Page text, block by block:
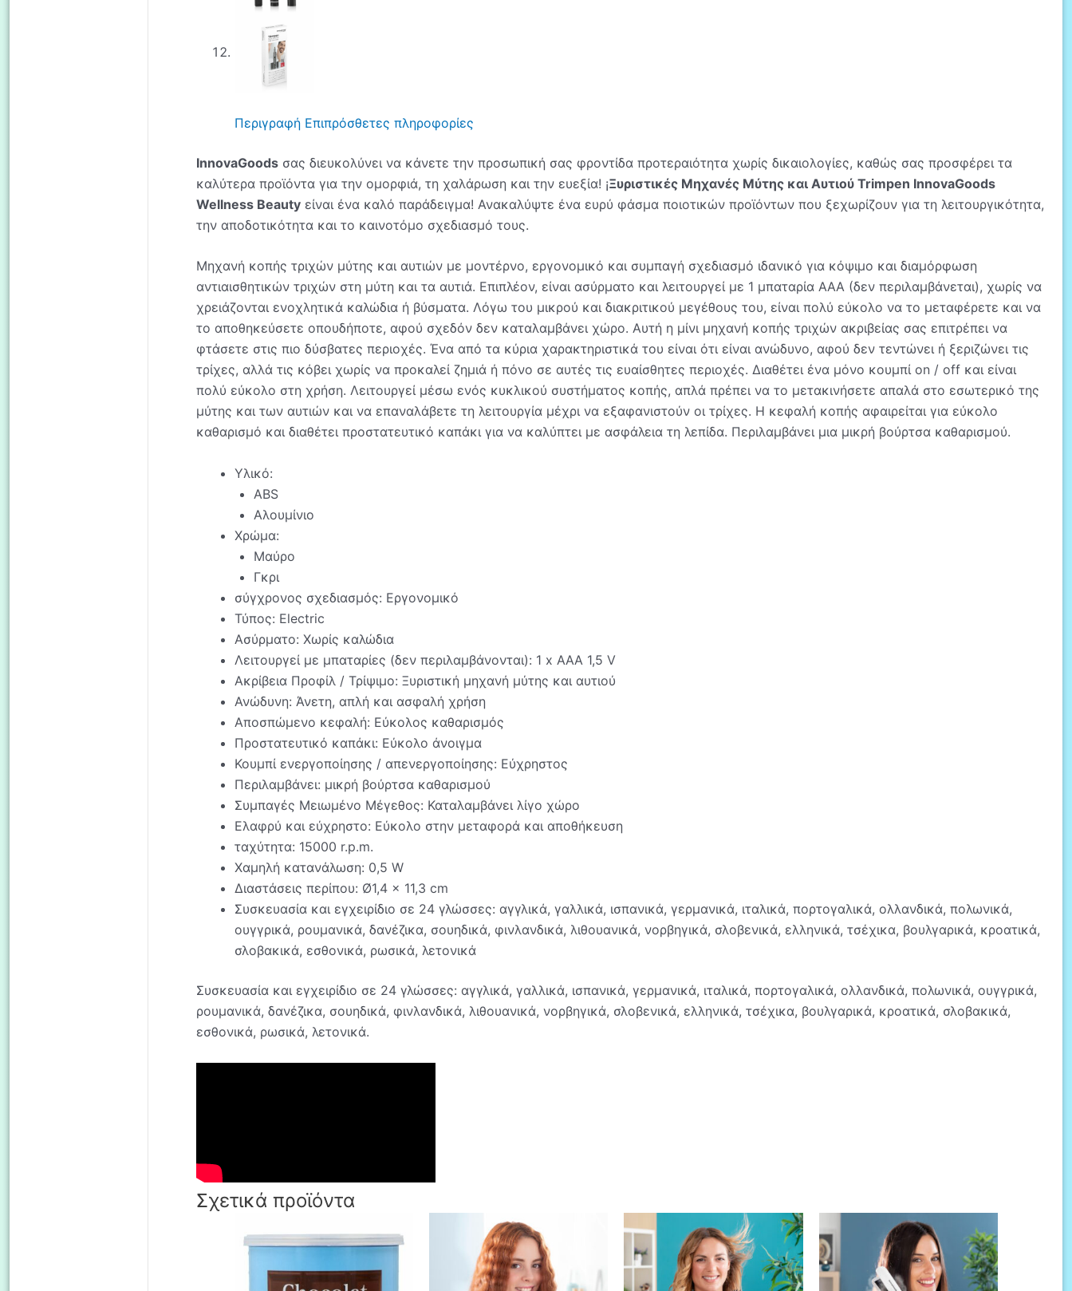
Περιγραφή Επιπρόσθετες πληροφορίες
InnovaGoodsσας διευκολύνει να κάνετε την προσωπική σας φροντίδα προτεραιότητα χωρίς δικαιολογίες, καθώς σας προσφέρει τα
καλύτερα προϊόντα για την ομορφιά, τη χαλάρωση και την ευεξία! ¡Ξυριστικές Μηχανές Μύτης και Αυτιού Trimpen InnovaGoods
Wellness Beautyείναι ένα καλό παράδειγμα! Ανακαλύψτε ένα ευρύ φάσμα ποιοτικών προϊόντων που ξεχωρίζουν για τη λειτουργικότητα,
την αποδοτικότητα και το καινοτόμο σχεδιασμό τους.
Μηχανή κοπής τριχών μύτης και αυτιών με μοντέρνο, εργονομικό και συμπαγή σχεδιασμό ιδανικό για κόψιμο και διαμόρφωση
αντιαισθητικών τριχών στη μύτη και τα αυτιά. Επιπλέον, είναι ασύρματο και λειτουργεί με 1 μπαταρία AAA (δεν περιλαμβάνεται), χωρίς να
χρειάζονται ενοχλητικά καλώδια ή βύσματα. Λόγω του μικρού και διακριτικού μεγέθους του, είναι πολύ εύκολο να το μεταφέρετε και να
το αποθηκεύσετε οπουδήποτε, αφού σχεδόν δεν καταλαμβάνει χώρο. Αυτή η μίνι μηχανή κοπής τριχών ακριβείας σας επιτρέπει να
φτάσετε στις πιο δύσβατες περιοχές. Ένα από τα κύρια χαρακτηριστικά του είναι ότι είναι ανώδυνο, αφού δεν τεντώνει ή ξεριζώνει τις
τρίχες, αλλά τις κόβει χωρίς να προκαλεί ζημιά ή πόνο σε αυτές τις ευαίσθητες περιοχές. Διαθέτει ένα μόνο κουμπί on / off και είναι
πολύ εύκολο στη χρήση. Λειτουργεί μέσω ενός κυκλικού συστήματος κοπής, απλά πρέπει να το μετακινήσετε απαλά στο εσωτερικό της
μύτης και των αυτιών και να επαναλάβετε τη λειτουργία μέχρι να εξαφανιστούν οι τρίχες. Η κεφαλή κοπής αφαιρείται για εύκολο
καθαρισμό και διαθέτει προστατευτικό καπάκι για να καλύπτει με ασφάλεια τη λεπίδα. Περιλαμβάνει μια μικρή βούρτσα καθαρισμού.
Υλικό:
ABS
Αλουμίνιο
Χρώμα:
Μαύρο
Γκρι
σύγχρονος σχεδιασμός: Εργονομικό
Τύπος: Electric
Ασύρματο: Χωρίς καλώδια
Λειτουργεί με μπαταρίες (δεν περιλαμβάνονται): 1 x AAA 1,5 V
Ακρίβεια Προφίλ / Τρίψιμο: Ξυριστική μηχανή μύτης και αυτιού
Ανώδυνη: Άνετη, απλή και ασφαλή χρήση
Αποσπώμενο κεφαλή: Εύκολος καθαρισμός
Προστατευτικό καπάκι: Εύκολο άνοιγμα
Κουμπί ενεργοποίησης / απενεργοποίησης: Εύχρηστος
Περιλαμβάνει: μικρή βούρτσα καθαρισμού
Συμπαγές Mειωμένο Mέγεθος: Καταλαμβάνει λίγο χώρο
Ελαφρύ και εύχρηστο: Εύκολο στην μεταφορά και αποθήκευση
ταχύτητα: 15000 r.p.m.
Χαμηλή κατανάλωση: 0,5 W
Διαστάσεις περίπου: Ø1,4 x 11,3 cm
Συσκευασία και εγχειρίδιο σε 24 γλώσσες: αγγλικά, γαλλικά, ισπανικά, γερμανικά, ιταλικά, πορτογαλικά, ολλανδικά, πολωνικά,
ουγγρικά, ρουμανικά, δανέζικα, σουηδικά, φινλανδικά, λιθουανικά, νορβηγικά, σλοβενικά, ελληνικά, τσέχικα, βουλγαρικά, κροατικά,
σλοβακικά, εσθονικά, ρωσικά, λετονικά
Συσκευασία και εγχειρίδιο σε 24 γλώσσες: αγγλικά, γαλλικά, ισπανικά, γερμανικά, ιταλικά, πορτογαλικά, ολλανδικά, πολωνικά, ουγγρικά,
ρουμανικά, δανέζικα, σουηδικά, φινλανδικά, λιθουανικά, νορβηγικά, σλοβενικά, ελληνικά, τσέχικα, βουλγαρικά, κροατικά, σλοβακικά,
εσθονικά, ρωσικά, λετονικά.
Σχετικά προϊόντα